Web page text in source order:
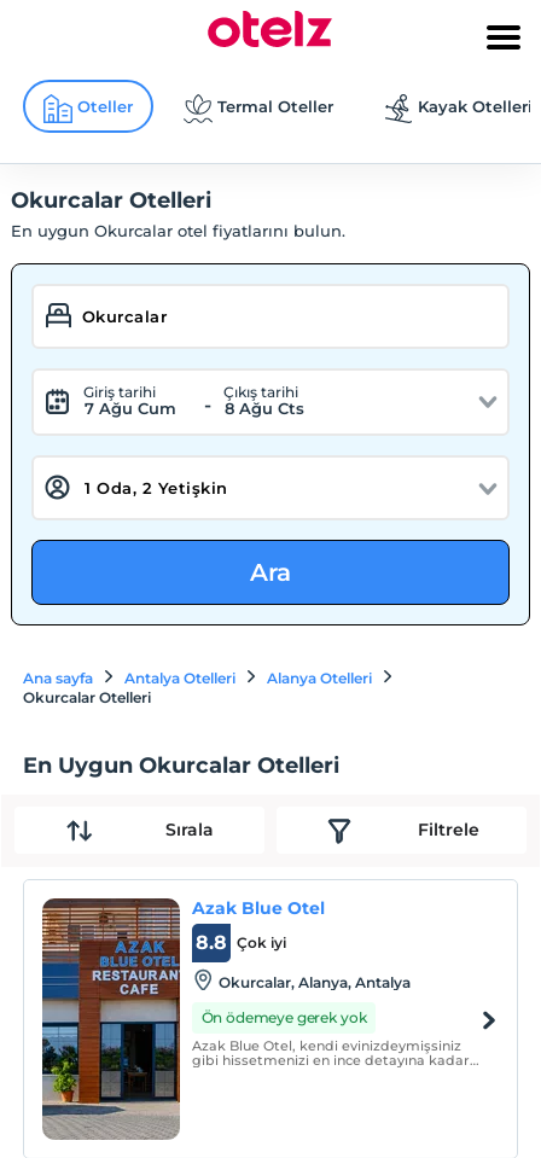
Oteller Termal Oteller Kayak Otelleri
Okurcalar Otelleri
En uygun Okurcalar otel fiyatlarını bulun.
Giriş tarihi
7 Ağu Cum -
Çıkış tarihi
8 Ağu Cts
Ara
Ana sayfa Antalya Otelleri
Alanya Otelleri
Okurcalar Otelleri
En Uygun Okurcalar Otelleri
Sırala Filtrele
Azak Blue Otel
Çok iyi
8.8
Okurcalar, Alanya, Antalya
Ön ödemeye gerek yok
Azak Blue Otel, kendi evinizdeymişsiniz
gibi hissetmenizi en ince detayına kadar